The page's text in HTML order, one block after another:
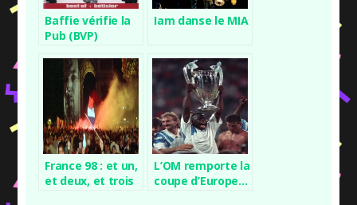
Baffie vérifie la
Pub (BVP)
Iam danse le MIA
France 98 : et un,
et deux, et trois
L’OM remporte la
coupe d’Europe…